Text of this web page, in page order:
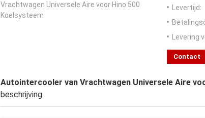
Vrachtwagen Universele Aire voor Hino 500
Koelsysteem
Levertijd:
Levering
Contact
Autointercooler van Vrachtwagen Universele Aire
beschrijving